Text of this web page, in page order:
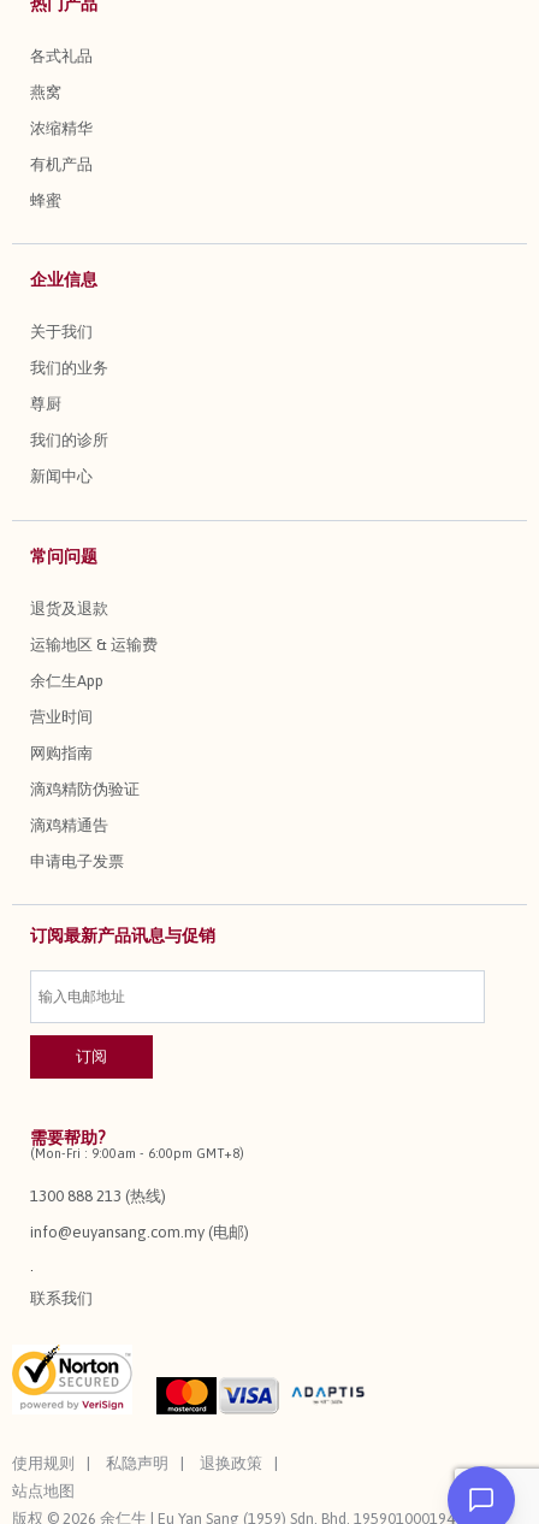
各式礼品
燕窝
浓缩精华
有机产品
蜂蜜
企业信息
关于我们
我们的业务
尊厨
我们的诊所
新闻中心
常问问题
退货及退款
运输地区 & 运输费
余仁生App
营业时间
网购指南
滴鸡精防伪验证
滴鸡精通告
申请电子发票
订阅最新产品讯息与促销
需要帮助?
(Mon-Fri : 9:00am - 6:00pm GMT+8)
1300 888 213 (热线)
info@euyansang.com.my (电邮)
联系我们
使用规则 私隐声明
退换政策
站点地图
版权 © 2026 余仁生 | Eu Yan Sang (1959) Sdn. Bhd. 195901000194 (3544-